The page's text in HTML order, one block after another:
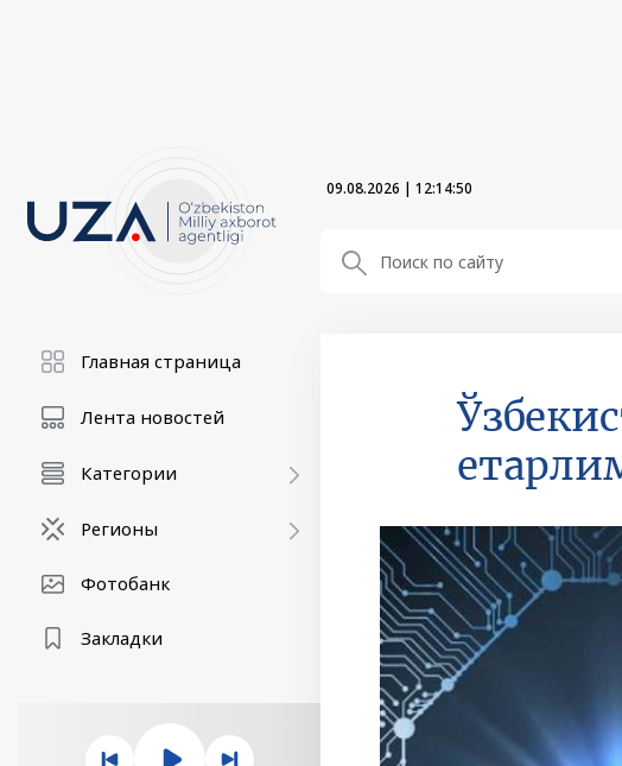
09.08.2026 | 12:14:51
Главная страница
Лента новостей
Категории
Регионы
Фотобанк
Закладки